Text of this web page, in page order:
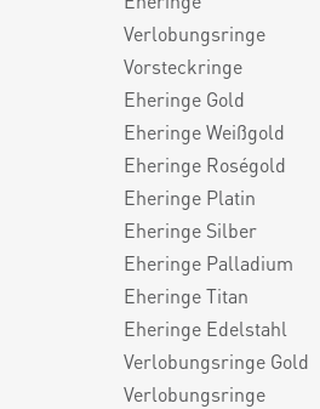
Verlobungsringe
Vorsteckringe
Eheringe Gold
Eheringe Weißgold
Eheringe Roségold
Eheringe Platin
Eheringe Silber
Eheringe Palladium
Eheringe Titan
Eheringe Edelstahl
Verlobungsringe Gold
Verlobungsringe